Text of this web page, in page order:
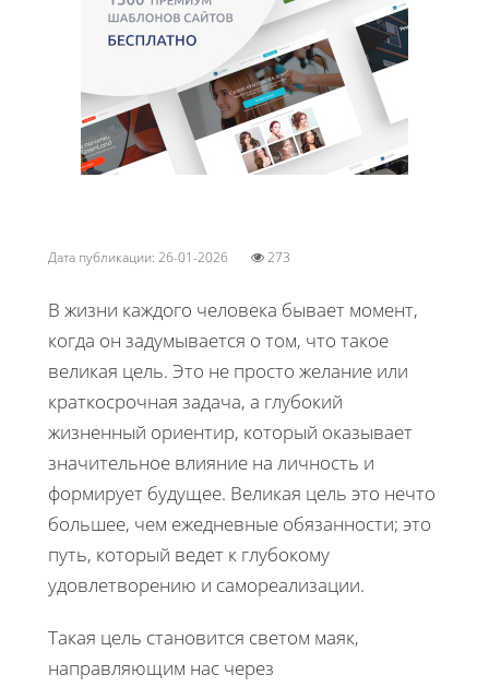
Дата публикации: 26-01-2026 273
В жизни каждого человека бывает момент,
когда он задумывается о том, что такое
великая цель. Это не просто желание или
краткосрочная задача, а глубокий
жизненный ориентир, который оказывает
значительное влияние на личность и
формирует будущее. Великая цель это нечто
большее, чем ежедневные обязанности; это
путь, который ведет к глубокому
удовлетворению и самореализации.
Такая цель становится светом маяк,
направляющим нас через